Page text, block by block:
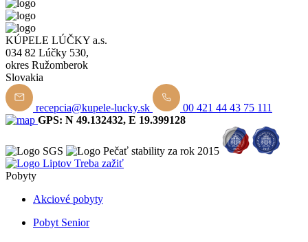
KÚPELE LÚČKY a.s.
034 82 Lúčky 530,
okres Ružomberok
Slovakia
recepcia@kupele-lucky.sk
00 421 44 43 75 111
GPS: N 49.132432, E 19.399128
Pobyty
Akciové pobyty
Pobyt Senior